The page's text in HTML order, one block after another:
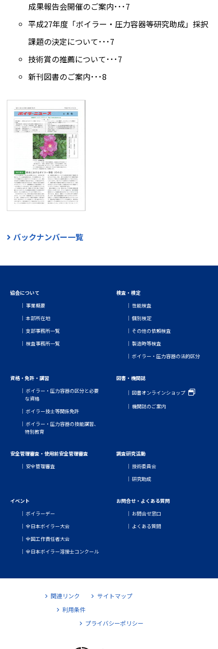
成果報告会開催のご案内･･･7
平成27年度「ボイラー・圧力容器等研究助成」採択
課題の決定について･･･7
技術賞の推薦について･･･7
新刊図書のご案内･･･8
バックナンバー一覧
協会について
事業概要
本部所在地
支部事務所一覧
検査事務所一覧
検査・検定
性能検査
個別検定
その他の依頼検査
製造時等検査
ボイラー・圧力容器の法的区分
資格・免許・講習
ボイラー・圧力容器の区分と必要
な資格
ボイラー技士等関係免許
ボイラー・圧力容器の技能講習、
特別教育
図書・機関誌
図書オンラインショップ
機関誌のご案内
安全管理審査・使用前安全管理審査
安全管理審査
調査研究活動
技術委員会
研究助成
イベント
ボイラーデー
全日本ボイラー大会
全国工作責任者大会
全日本ボイラー溶接士コンクール
お問合せ・よくある質問
お問合せ窓口
よくある質問
関連リンク
サイトマップ
利用条件
プライバシーポリシー